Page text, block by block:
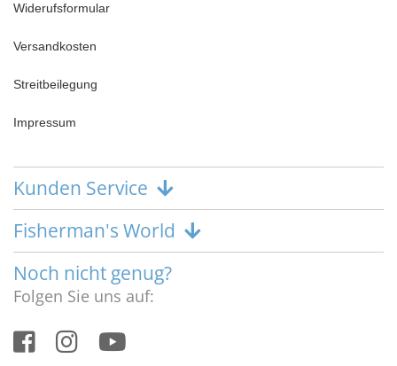
Widerufsformular
Versandkosten
Streitbeilegung
Impressum
Kunden Service
Fisherman's World
Noch nicht genug?
Folgen Sie uns auf: